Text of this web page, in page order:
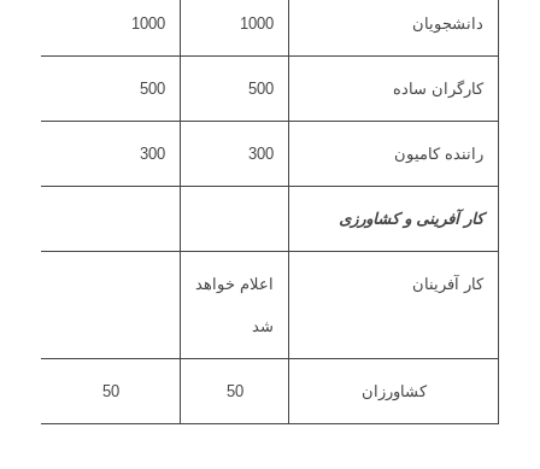
دانشجویان 1000
1000
کارگران ساده 500
500
راننده کامیون 300
300
کار آفرینی و کشاورزی
کار آفرینان اعلام خواهد
شد
کشاورزان 50
50